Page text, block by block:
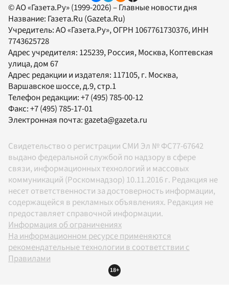
© АО «Газета.Ру» (1999-2026) – Главные новости дня
Название: Газета.Ru (Gazeta.Ru)
Учредитель:АО «Газета.Ру», ОГРН 1067761730376, ИНН
7743625728
Адрес учредителя: 125239, Россия, Москва, Коптевская
улица, дом 67
Адрес редакции и издателя: 117105, г. Москва,
Варшавское шоссе, д.9, стр.1
Телефон редакции:+7 (495) 785-00-12
Факс:+7 (495) 785-17-01
Электронная почта:gazeta@gazeta.ru
Свидетельство о регистрации СМИ Эл № ФС77-67642
выдано федеральной службой по надзору в сфере
связи, информационных технологий и массовых
коммуникаций (Роскомнадзор) 10.11.2016 г. Редакция не
несет ответственности за достоверность информации,
содержащейся в рекламных объявлениях. Редакция не
предоставляет справочной информации.
Информация об ограничениях
На информационном ресурсе применяются
рекомендательные технологии в соответствии с
Правилами
18+